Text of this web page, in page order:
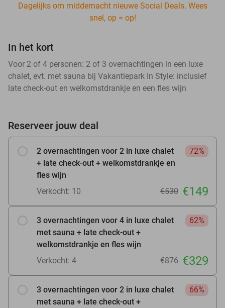
Dagelijks om middernacht nieuwe Social Deals. Wees
snel, op = op!
In het kort
Voor 2 of 4 personen: 2 of 3 overnachtingen in een luxe
chalet, evt. met sauna bij Vakantiepark In Style: inclusief
late check-out en welkomstdrankje en een fles wijn
Reserveer jouw deal
2 overnachtingen voor 2 in luxe chalet
+ late check-out + welkomstdrankje en
fles wijn
72%
Verkocht: 10 €530 €149
3 overnachtingen voor 4 in luxe chalet
met sauna + late check-out +
welkomstdrankje en fles wijn
62%
Verkocht: 4 €876 €329
3 overnachtingen voor 2 in luxe chalet
met sauna + late check-out +
66%